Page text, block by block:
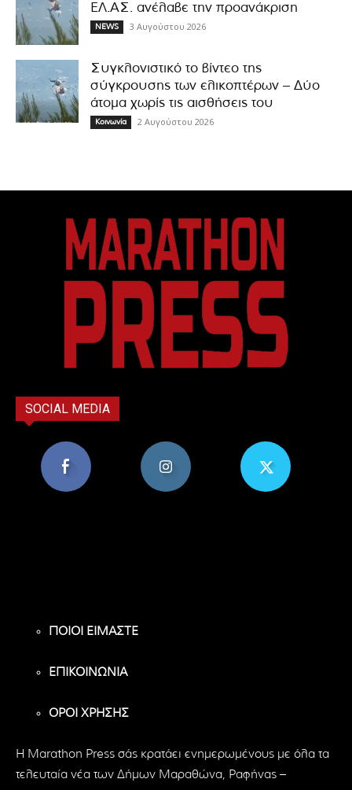
ΕΛ.ΑΣ. ανέλαβε την προανάκριση
NEWS 3 Αυγούστου 2026
Συγκλονιστικό το βίντεο της
σύγκρουσης των ελικοπτέρων – Δύο
άτομα χωρίς τις αισθήσεις του
Κοινωνία 2 Αυγούστου 2026
SOCIAL MEDIA
ΠΟΙΟΙ ΕΙΜΑΣΤΕ
ΕΠΙΚΟΙΝΩΝΙΑ
ΟΡΟΙ ΧΡΗΣΗΣ
H Marathon Press σάς κρατάει ενημερωμένους με όλα τα
τελευταία νέα των Δήμων Μαραθώνα, Ραφήνας –